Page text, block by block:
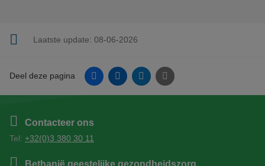
Laatste update: 08-06-2026
Deel deze pagina FacebookLinkedinTwitter E-mail
Contacteer ons
Tel: +32(0)3 380 30 11
Bethanië geestelijke gezondheidszorg